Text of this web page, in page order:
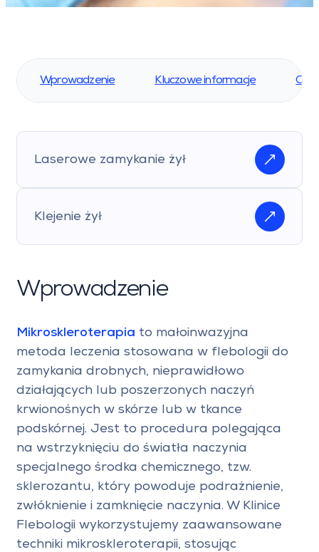
Wprowadzenie Kluczowe informacje
Laserowe zamykanie żył
Klejenie żył
Wprowadzenie
Mikroskleroterapia to małoinwazyjna
metoda leczenia stosowana w flebologii do
zamykania drobnych, nieprawidłowo
działających lub poszerzonych naczyń
krwionośnych w skórze lub w tkance
podskórnej. Jest to procedura polegająca
na wstrzyknięciu do światła naczynia
specjalnego środka chemicznego, tzw.
sklerozantu, który powoduje podrażnienie,
zwłóknienie i zamknięcie naczynia. W Klinice
Flebologii wykorzystujemy zaawansowane
techniki mikroskleroterapii, stosując